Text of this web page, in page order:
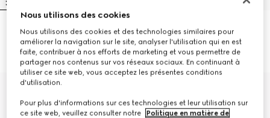
Robe en maille de laine fine
côtelée avec Horsebit
€ 1.600
Robe en viscose mate fine
€ 1.500
Nous utilisons des cookies
Nous utilisons des cookies et des technologies similaires pour
améliorer la navigation sur le site, analyser l'utilisation qui en est
faite, contribuer à nos efforts de marketing et vous permettre de
partager nos contenus sur vos réseaux sociaux. En continuant à
utiliser ce site web, vous acceptez les présentes conditions
d'utilisation.
Pour plus d'informations sur ces technologies et leur utilisation sur
ce site web, veuillez consulter notre
Politique en matière de